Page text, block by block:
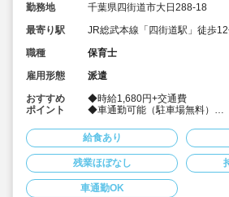
勤務地
千葉県四街道市大日288-18
最寄り駅
JR総武本線「四街道駅」徒歩
職種
保育士
雇用形態
派遣
おすすめ
ポイント
◆時給1,680円+交通費
◆車通勤可能（駐車場無料）
◆社会保険完備！
◆皆勤手当あり♪
◆派遣でのお仕事
◆週4～5日
◆時間固定（8:30～17:30、
など）
給食あり
残業ほぼなし
車通勤OK